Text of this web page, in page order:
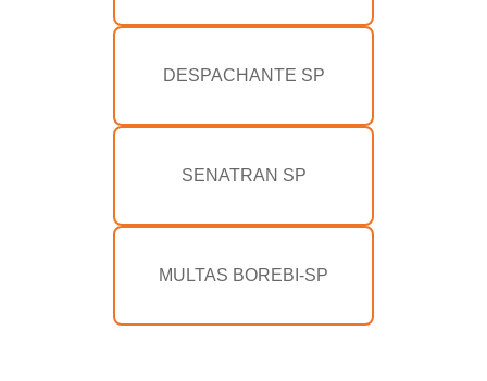
DESPACHANTE SP
SENATRAN SP
MULTAS BOREBI-SP